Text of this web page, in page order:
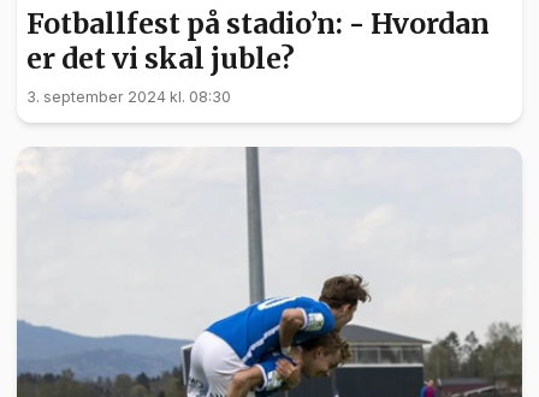
Fotballfest på stadio’n: - Hvordan
er det vi skal juble?
3. september 2024 kl. 08:30